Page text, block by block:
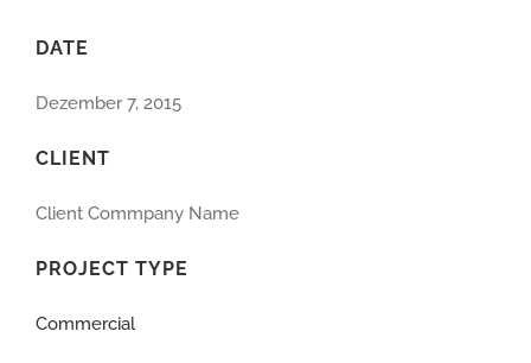
DATE
Dezember 7, 2015
CLIENT
Client Commpany Name
PROJECT TYPE
Commercial